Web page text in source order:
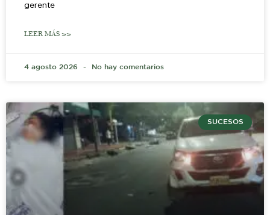
gerente
LEER MÁS >>
4 agosto 2026 No hay comentarios
SUCESOS